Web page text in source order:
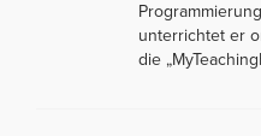
unterrichtet er
die